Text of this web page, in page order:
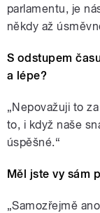
parlamentu, je
někdy až
S odstupem
a lépe?
„Nepovažuji to
to, i když naše
úspěšné.“
Měl jste vy sám
„Samozřejmě